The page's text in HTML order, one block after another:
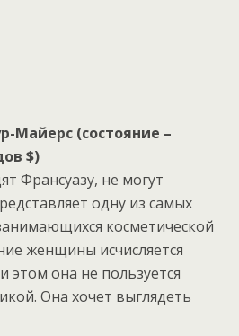
Майерс (состояние –
$)
Франсуазу, не могут
одну из самых
косметической
женщины исчисляется
этом она не пользуется
Она хочет выглядеть